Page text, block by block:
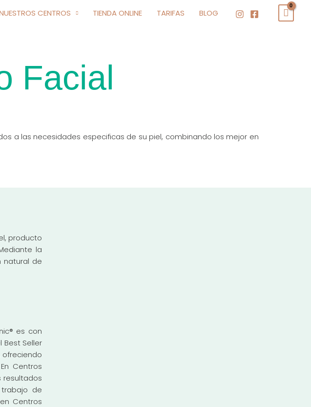
CENTROS TIENDA ONLINE TARIFAS BLOG
Facial
a las necesidades especificas de su piel, combinando los mejor en
producto
la
natural de
es con
Seller
ofreciendo
Centros
de
Centros